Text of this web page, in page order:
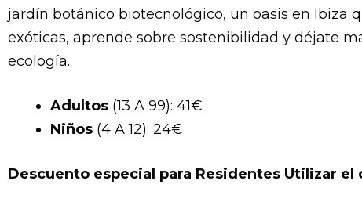
jardín botánico biotecnológico, un oasis en Ibiza
exóticas, aprende sobre sostenibilidad y déjate
ecología.
Adultos (13 A 99): 41€
Niños (4 A 12): 24€
Descuento especial para Residentes Utilizar